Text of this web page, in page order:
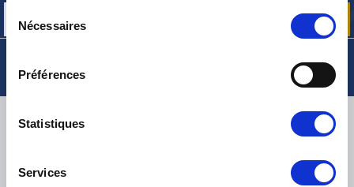
Nécessaires
Préférences
Statistiques
Services